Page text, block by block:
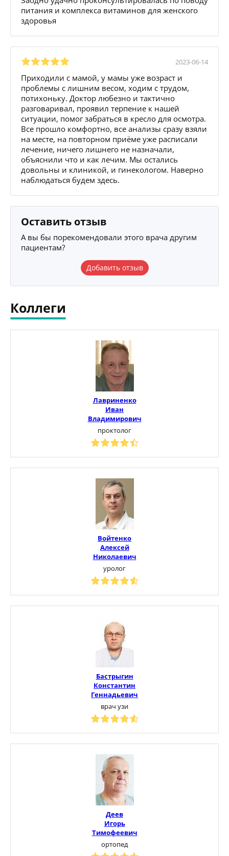
питания и комплекса витаминов для женского
здоровья
2023-06-14
Приходили с мамой, у мамы уже возраст и
проблемы с лишним весом, ходим с трудом,
потихоньку. Доктор любезно и тактично
разговаривал, проявил терпение к нашей
ситуации, помог забраться в кресло для осмотра.
Все прошло комфортно, все анализы сразу взяли
на месте, на повторном приёме уже расписали
лечение, ничего лишнего не назначали,
объяснили что и как лечим. Мы остались
довольны и клиникой, и гинекологом. Наверно
наблюдаться будем здесь.
Оставить отзыв
А вы бы порекомендовали этого врача другим
пациентам?
Добавить отзыв
Коллеги
Лавриненко
Иван
Владимирович
проктолог
Войтенко
Алексей
Николаевич
уролог
Бастрыгин
Константин
Геннадьевич
врач узи
Деев
Игорь
Тимофеевич
ортопед